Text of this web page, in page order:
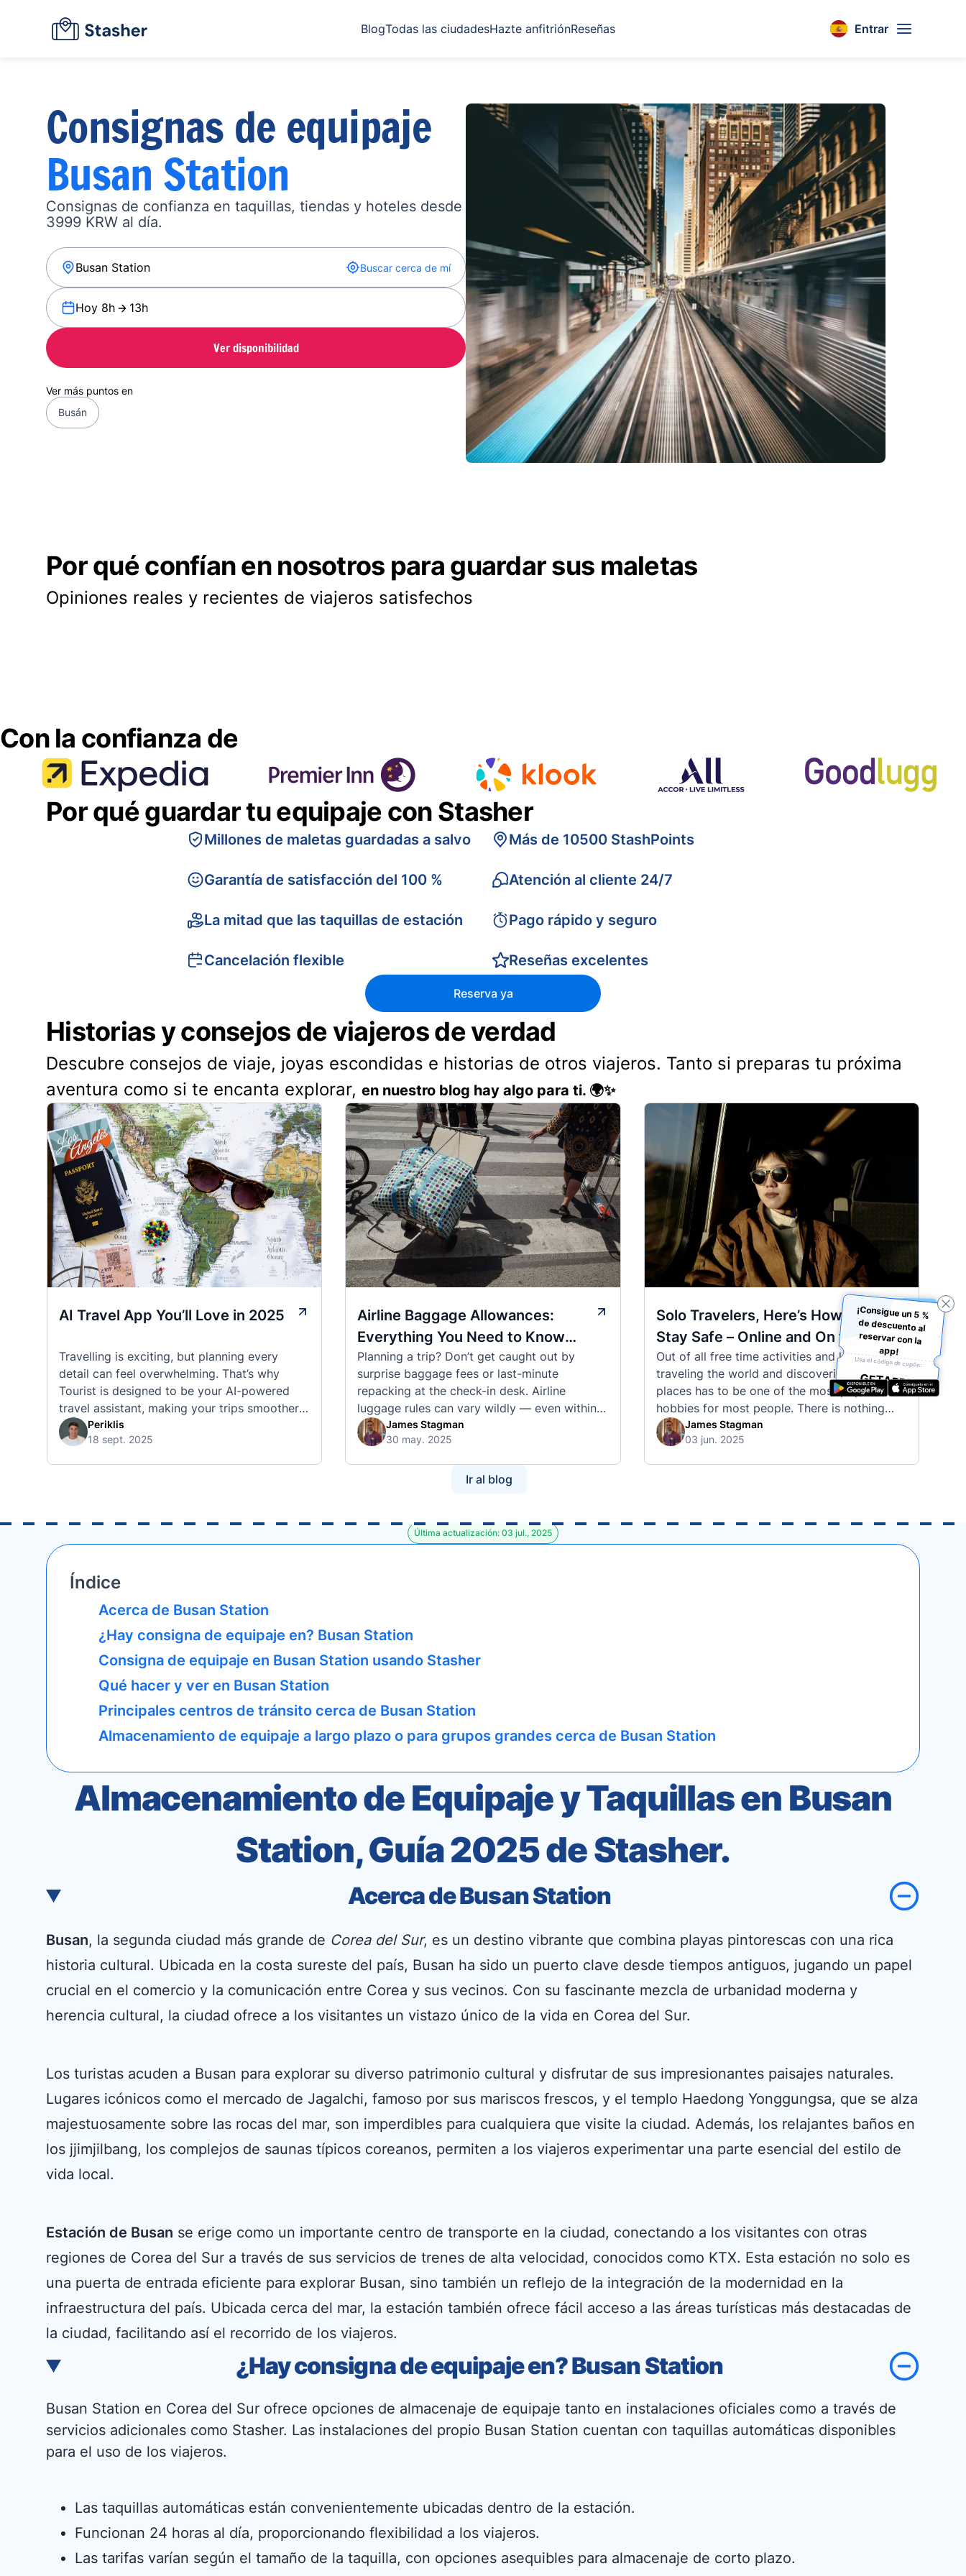
BlogTodas las ciudadesHazte anfitriónReseñas Entrar
Consignas de equipaje
Busan Station
Consignas de confianza en taquillas, tiendas y hoteles desde
3999 KRW al día.
Buscar cerca de mí
Hoy 8h 13h
Ver disponibilidad
Ver más puntos en
Busán
Por qué confían en nosotros para guardar sus maletas
Opiniones reales y recientes de viajeros satisfechos
Con la confianza de
Por qué guardar tu equipaje con Stasher
Millones de maletas guardadas a salvo
Garantía de satisfacción del 100 %
La mitad que las taquillas de estación
Cancelación flexible
Más de 10500 StashPoints
Atención al cliente 24/7
Pago rápido y seguro
Reseñas excelentes
Reserva ya
Historias y consejos de viajeros de verdad
Descubre consejos de viaje, joyas escondidas e historias de otros viajeros. Tanto si preparas tu próxima
aventura como si te encanta explorar, en nuestro blog hay algo para ti. 🌍✨
AI Travel App You’ll Love in 2025
Travelling is exciting, but planning every
detail can feel overwhelming. That’s why
Tourist is designed to be your AI-powered
travel assistant, making your trips smoother,
smarter, and stress-free. 🧭 What Makes the
Tourist App Unique? Unlike standard travel
Periklis
18 sept. 2025
Airline Baggage Allowances:
Everything You Need to Know
Before You Fly
Planning a trip? Don’t get caught out by
surprise baggage fees or last-minute
repacking at the check-in desk. Airline
luggage rules can vary wildly — even within
the same country or alliance. That’s why
we’ve created a detailed set of guides to help
policies of over 30 international …
James Stagman
30 may. 2025
Solo Travelers, Here’s How to
Stay Safe – Online and On the
Road
Out of all free time activities and leisure,
traveling the world and discovering new
places has to be one of the most popular
hobbies for most people. There is nothing
quite like visiting a brand new city, country,
or region and experiencing the culture, the
James Stagman
03 jun. 2025
Ir al blog
Última actualización: 03 jul., 2025
Índice
Acerca de Busan Station
¿Hay consigna de equipaje en? Busan Station
Consigna de equipaje en Busan Station usando Stasher
Qué hacer y ver en Busan Station
Principales centros de tránsito cerca de Busan Station
Almacenamiento de equipaje a largo plazo o para grupos grandes cerca de Busan Station
Almacenamiento de Equipaje y Taquillas en Busan
Station, Guía 2025 de Stasher.
Acerca de Busan Station
Busan, la segunda ciudad más grande de Corea del Sur, es un destino vibrante que combina playas pintorescas con una rica
historia cultural. Ubicada en la costa sureste del país, Busan ha sido un puerto clave desde tiempos antiguos, jugando un papel
crucial en el comercio y la comunicación entre Corea y sus vecinos. Con su fascinante mezcla de urbanidad moderna y
herencia cultural, la ciudad ofrece a los visitantes un vistazo único de la vida en Corea del Sur.
Los turistas acuden a Busan para explorar su diverso patrimonio cultural y disfrutar de sus impresionantes paisajes naturales.
Lugares icónicos como el mercado de Jagalchi, famoso por sus mariscos frescos, y el templo Haedong Yonggungsa, que se alza
majestuosamente sobre las rocas del mar, son imperdibles para cualquiera que visite la ciudad. Además, los relajantes baños en
los jjimjilbang, los complejos de saunas típicos coreanos, permiten a los viajeros experimentar una parte esencial del estilo de
vida local.
Estación de Busan se erige como un importante centro de transporte en la ciudad, conectando a los visitantes con otras
regiones de Corea del Sur a través de sus servicios de trenes de alta velocidad, conocidos como KTX. Esta estación no solo es
una puerta de entrada eficiente para explorar Busan, sino también un reflejo de la integración de la modernidad en la
infraestructura del país. Ubicada cerca del mar, la estación también ofrece fácil acceso a las áreas turísticas más destacadas de
la ciudad, facilitando así el recorrido de los viajeros.
¿Hay consigna de equipaje en? Busan Station
Busan Station en Corea del Sur ofrece opciones de almacenaje de equipaje tanto en instalaciones oficiales como a través de
servicios adicionales como Stasher. Las instalaciones del propio Busan Station cuentan con taquillas automáticas disponibles
para el uso de los viajeros.
Las taquillas automáticas están convenientemente ubicadas dentro de la estación.
Funcionan 24 horas al día, proporcionando flexibilidad a los viajeros.
Las tarifas varían según el tamaño de la taquilla, con opciones asequibles para almacenaje de corto plazo.
¡Consigue un 5 %
de descuento al
reservar con la
app!
Usa el código de cupón:
GETAPP5